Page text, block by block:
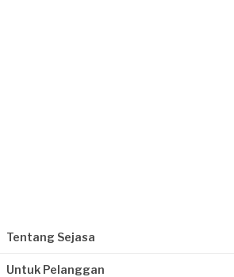
Tentang Sejasa
Untuk Pelanggan